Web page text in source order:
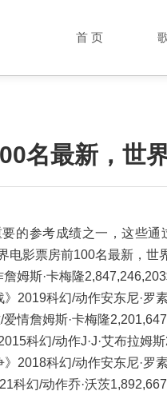
首 页
名最新，世
的参考成绩之一，这些
电影票房前100名最新，世
姆斯·卡梅隆
2019科幻/动作安东尼·罗
情詹姆斯·卡梅隆
科幻/动作J·J·艾布拉姆
2018科幻/动作安东尼·罗
科幻/动作乔·沃茨